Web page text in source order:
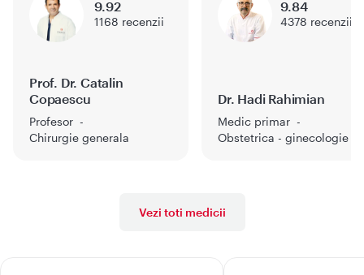
Prof. Dr. Catalin
Copaescu
Profesor
Chirurgie generala
9.92
1168 recenzii
Dr. Hadi Rahimian
Medic primar
Obstetrica - ginecologie
9.84
4378 recenzii
Vezi toti medicii